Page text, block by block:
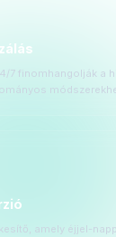
7 finomhangolják a
amely éjjel-